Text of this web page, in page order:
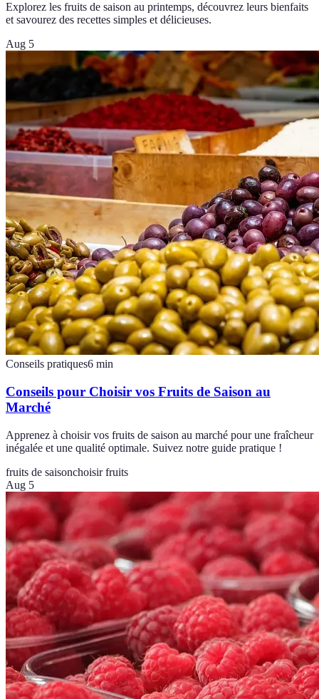
Explorez les fruits de saison au printemps, découvrez leurs bienfaits
et savourez des recettes simples et délicieuses.
Aug 5
Conseils pratiques6 min
Conseils pour Choisir vos Fruits de Saison au
Marché
Apprenez à choisir vos fruits de saison au marché pour une fraîcheur
inégalée et une qualité optimale. Suivez notre guide pratique !
fruits de saisonchoisir fruits
Aug 5